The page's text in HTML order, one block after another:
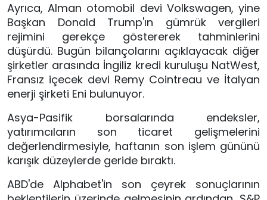
Ayrıca, Alman otomobil devi Volkswagen, yine
Başkan Donald Trump'ın gümrük vergileri
rejimini gerekçe göstererek tahminlerini
düşürdü. Bugün bilançolarını açıklayacak diğer
şirketler arasında İngiliz kredi kuruluşu NatWest,
Fransız içecek devi Remy Cointreau ve İtalyan
enerji şirketi Eni bulunuyor.
Asya-Pasifik borsalarında endeksler,
yatırımcıların son ticaret gelişmelerini
değerlendirmesiyle, haftanın son işlem gününü
karışık düzeylerde geride bıraktı.
ABD'de Alphabet'in son çeyrek sonuçlarının